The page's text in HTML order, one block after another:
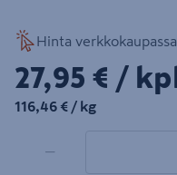
Hinta verkkokaupassa
27,95€/kpl
27,95 € / kpl
116,46€/kg
116,46 € / kg
−